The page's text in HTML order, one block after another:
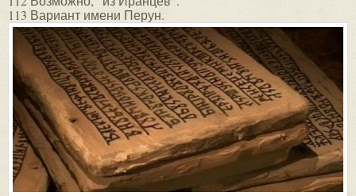
113 Вариант имени Перун.